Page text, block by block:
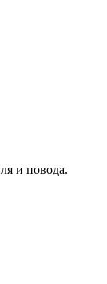
и повода.